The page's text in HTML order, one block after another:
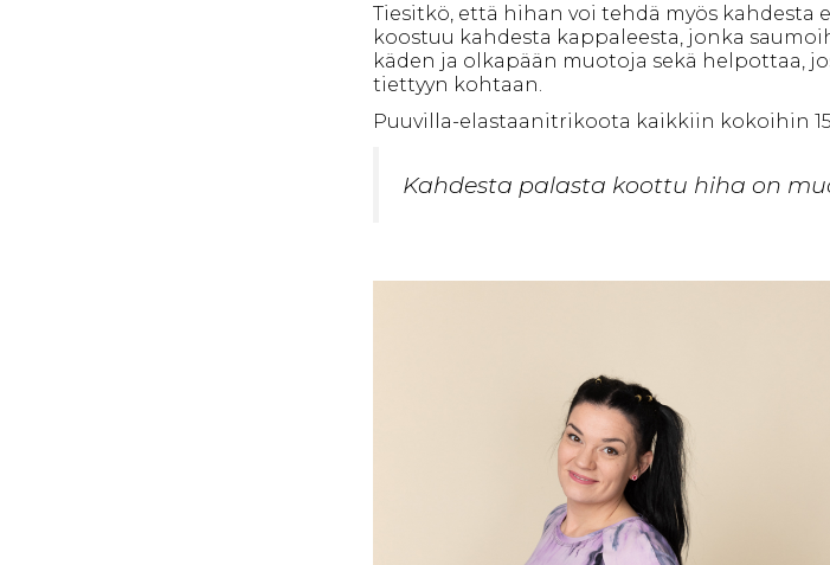
Tiesitkö, että hihan voi tehdä myös kahdesta
koostuu kahdesta kappaleesta, jonka
käden ja olkapään muotoja sekä helpottaa,
tiettyyn kohtaan.
Puuvilla-elastaanitrikoota kaikkiin kokoihin
Kahdesta palasta koottu hiha on